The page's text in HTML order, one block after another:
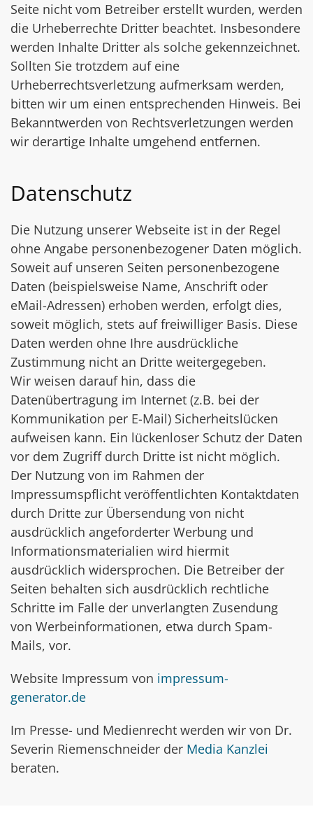
Seite nicht vom Betreiber erstellt wurden, werden
die Urheberrechte Dritter beachtet. Insbesondere
werden Inhalte Dritter als solche gekennzeichnet.
Sollten Sie trotzdem auf eine
Urheberrechtsverletzung aufmerksam werden,
bitten wir um einen entsprechenden Hinweis. Bei
Bekanntwerden von Rechtsverletzungen werden
wir derartige Inhalte umgehend entfernen.
Datenschutz
Die Nutzung unserer Webseite ist in der Regel
ohne Angabe personenbezogener Daten möglich.
Soweit auf unseren Seiten personenbezogene
Daten (beispielsweise Name, Anschrift oder
eMail-Adressen) erhoben werden, erfolgt dies,
soweit möglich, stets auf freiwilliger Basis. Diese
Daten werden ohne Ihre ausdrückliche
Zustimmung nicht an Dritte weitergegeben.
Wir weisen darauf hin, dass die
Datenübertragung im Internet (z.B. bei der
Kommunikation per E-Mail) Sicherheitslücken
aufweisen kann. Ein lückenloser Schutz der Daten
vor dem Zugriff durch Dritte ist nicht möglich.
Der Nutzung von im Rahmen der
Impressumspflicht veröffentlichten Kontaktdaten
durch Dritte zur Übersendung von nicht
ausdrücklich angeforderter Werbung und
Informationsmaterialien wird hiermit
ausdrücklich widersprochen. Die Betreiber der
Seiten behalten sich ausdrücklich rechtliche
Schritte im Falle der unverlangten Zusendung
von Werbeinformationen, etwa durch Spam-
Mails, vor.
Website Impressum von impressum-
generator.de
Im Presse- und Medienrecht werden wir von Dr.
Severin Riemenschneider der Media Kanzlei
beraten.